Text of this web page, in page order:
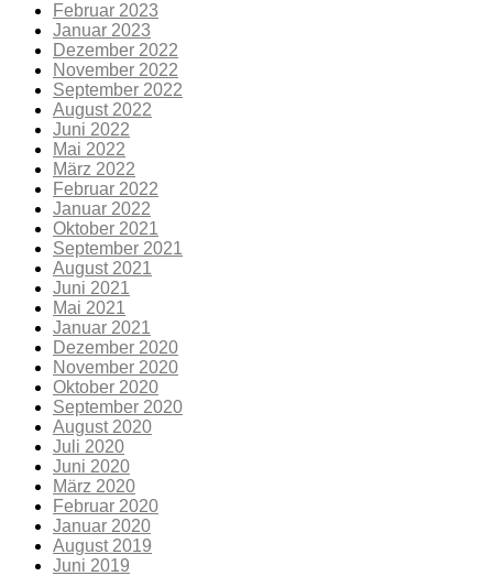
Februar 2023
Januar 2023
Dezember 2022
November 2022
September 2022
August 2022
Juni 2022
Mai 2022
März 2022
Februar 2022
Januar 2022
Oktober 2021
September 2021
August 2021
Juni 2021
Mai 2021
Januar 2021
Dezember 2020
November 2020
Oktober 2020
September 2020
August 2020
Juli 2020
Juni 2020
März 2020
Februar 2020
Januar 2020
August 2019
Juni 2019